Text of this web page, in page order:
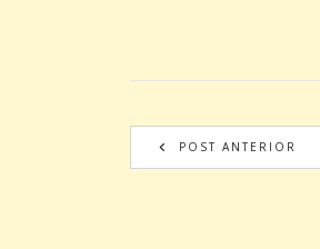
POST ANTERIOR